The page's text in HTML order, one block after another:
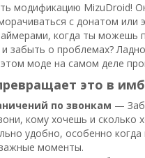
модификацию MizuDroid!
с донатом или
когда ты можешь
забыть о проблемах?
моде на самом деле
это в
по звонкам —
кому хочешь и сколько
удобно, особенно когда
моменты.